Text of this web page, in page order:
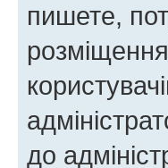
пишете,
до